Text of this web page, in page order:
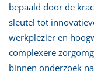
bepaald door de
sleutel tot
werkplezier en
complexere
binnen onderzoek